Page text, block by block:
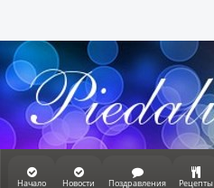
Начало Новости Поздравления Рецепты